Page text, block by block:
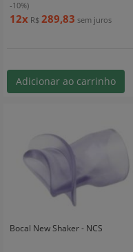
-10%)
12x R$ 289,83 sem juros
Adicionar ao carrinho
Bocal New Shaker - NCS